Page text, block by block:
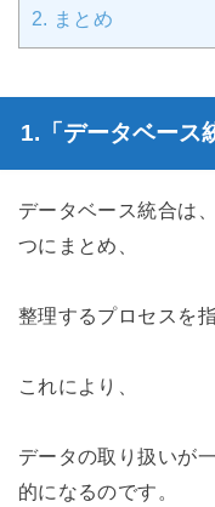
2. まとめ
1.「データベース
データベース統合は
つにまとめ、
整理するプロセスを指
これにより、
データの取り扱いが
的になるのです。